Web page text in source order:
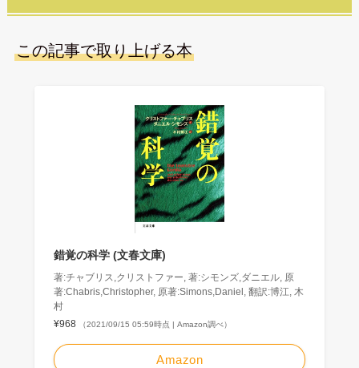
この記事で取り上げる本
錯覚の科学 (文春文庫)
著:チャブリス,クリストファー, 著:シモンズ,ダニエル, 原
著:Chabris,Christopher, 原著:Simons,Daniel, 翻訳:博江, 木
村
¥968
（2021/09/15 05:59時点 | Amazon調べ）
Amazon